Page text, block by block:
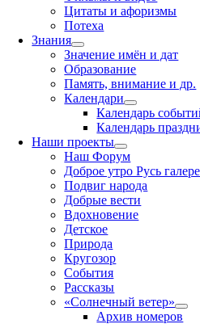
Цитаты и афоризмы
Потеха
Знания
Значение имён и дат
Образование
Память, внимание и др.
Календари
Календарь
Календарь
Наши проекты
Наш Форум
Доброе утро Русь
Подвиг народа
Добрые вести
Вдохновение
Детское
Природа
Кругозор
События
Рассказы
«Солнечный ветер»
Архив номеров